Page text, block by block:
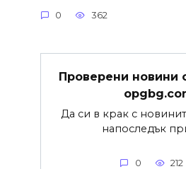
0 362
Проверени новини
Да си в крак с
напоследък
0 212